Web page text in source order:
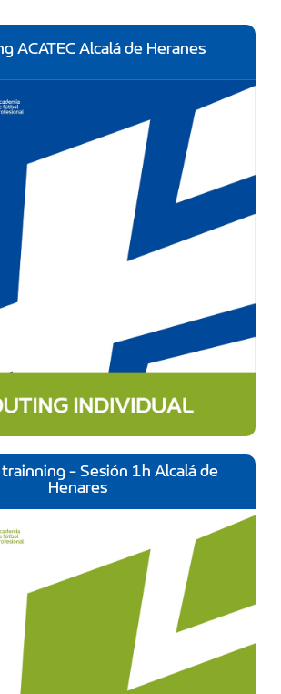
ACATEC Alcalá de Heranes
- Sesión 1h Alcalá de
Henares